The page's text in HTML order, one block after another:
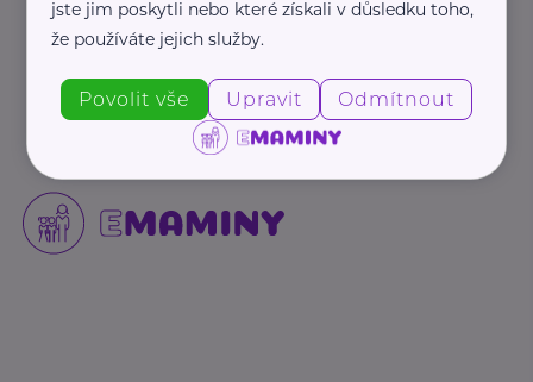
jste jim poskytli nebo které získali v důsledku toho,
že používáte jejich služby.
Povolit vše Upravit Odmítnout